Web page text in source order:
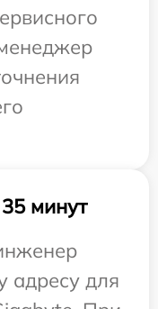
минут
адресу для